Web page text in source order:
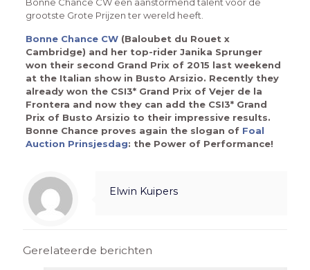
grootste Grote Prijzen ter wereld heeft.
Bonne Chance CW(Baloubet du Rouet x
Cambridge) and her top-rider Janika Sprunger
won their second Grand Prix of 2015 last weekend
at the Italian show in Busto Arsizio. Recently they
already won the CSI3* Grand Prix of Vejer de la
Frontera and now they can add the CSI3* Grand
Prix of Busto Arsizio to their impressive results.
Bonne Chance proves again the slogan of Foal
Auction Prinsjesdag: the Power of Performance!
Elwin Kuipers
Gerelateerde berichten